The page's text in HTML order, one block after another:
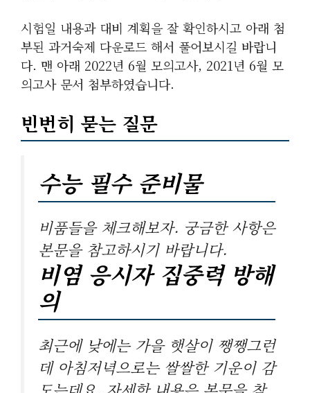
시험일 내용과 대비 계획을 잘 확인하시고 아래 첨
부된 과거숙제 다운로드 해서 풀어보시길 바랍니
다. 맨 아래 2022년 6월 모의고사, 2021년 6월 모
의고사 문서 첨부하였습니다.
빈번히 묻는 질문
수능 필수 준비물
비품들을 체크해보자. 궁금한 사항은
본문을 참고하시기 바랍니다.
비염 응시자 집중력 방해
의
최근에 낮에는 가을 햇살이 쨍쨍그런
데 아침저녁으로는 쌀쌀한 기운이 감